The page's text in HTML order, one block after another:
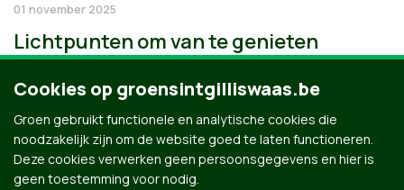
01 november 2025
Lichtpunten om van te genieten
Cookies op groensintgilliswaas.be
Groen gebruikt functionele en analytische cookies die
noodzakelijk zijn om de website goed te laten functioneren.
Deze cookies verwerken geen persoonsgegevens en hier is
geen toestemming voor nodig.